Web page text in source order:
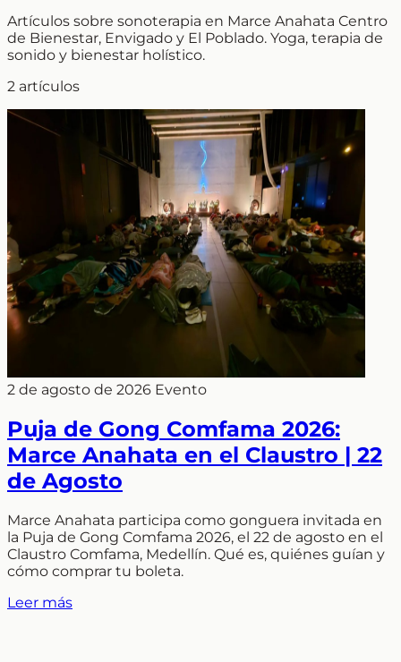
Artículos sobre sonoterapia en Marce Anahata Centro
de Bienestar, Envigado y El Poblado. Yoga, terapia de
sonido y bienestar holístico.
2 artículos
2 de agosto de 2026 Evento
Puja de Gong Comfama 2026:
Marce Anahata en el Claustro | 22
de Agosto
Marce Anahata participa como gonguera invitada en
la Puja de Gong Comfama 2026, el 22 de agosto en el
Claustro Comfama, Medellín. Qué es, quiénes guían y
cómo comprar tu boleta.
Leer más